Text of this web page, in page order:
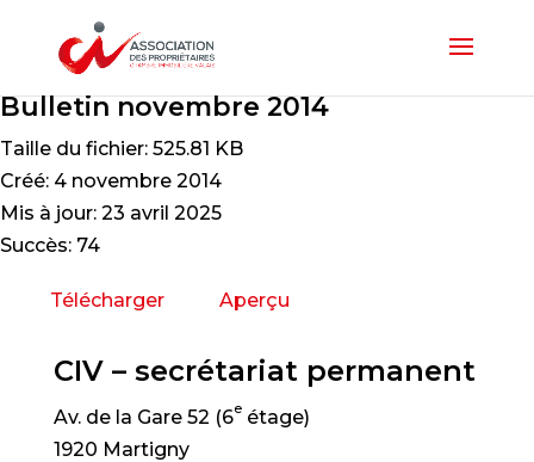
Bulletin novembre 2014
Taille du fichier: 525.81 KB
Créé: 4 novembre 2014
Mis à jour: 23 avril 2025
Succès: 74
Télécharger Aperçu
CIV – secrétariat permanent
Av. de la Gare 52 (6eétage)
1920 Martigny